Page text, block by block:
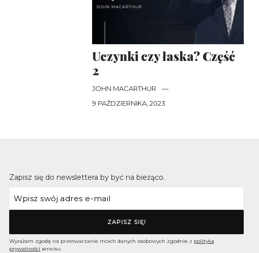
Uczynki czy łaska? Część
2
JOHN MACARTHUR
—
9 PAŹDZIERNIKA, 2023
Zapisz się do newslettera by być na bieżąco.
Wyrażam zgodę na przetwarzanie moich danych osobowych zgodnie z polityką
prywatności serwisu.